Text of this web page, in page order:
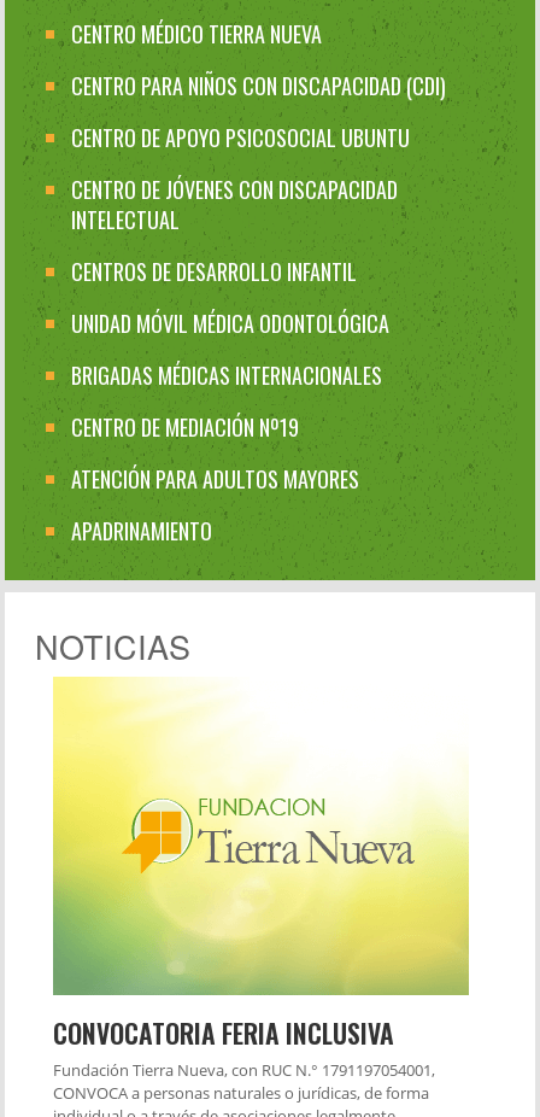
CENTRO MÉDICO TIERRA NUEVA
CENTRO PARA NIÑOS CON DISCAPACIDAD (CDI)
CENTRO DE APOYO PSICOSOCIAL UBUNTU
CENTRO DE JÓVENES CON DISCAPACIDAD
INTELECTUAL
CENTROS DE DESARROLLO INFANTIL
UNIDAD MÓVIL MÉDICA ODONTOLÓGICA
BRIGADAS MÉDICAS INTERNACIONALES
CENTRO DE MEDIACIÓN Nº19
ATENCIÓN PARA ADULTOS MAYORES
APADRINAMIENTO
NOTICIAS
CONVOCATORIA FERIA INCLUSIVA
Fundación Tierra Nueva, con RUC N.° 1791197054001,
CONVOCA a personas naturales o jurídicas, de forma